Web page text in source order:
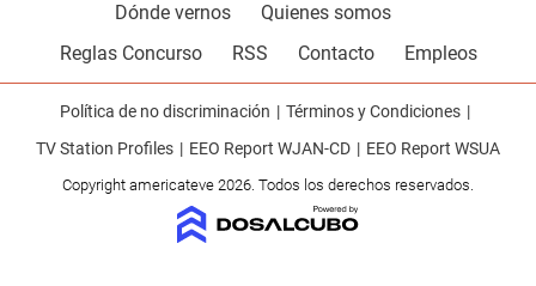
Dónde vernos
Quienes somos
Reglas Concurso
RSS Contacto Empleos
Política de no discriminación
Términos y Condiciones
TV Station Profiles
EEO Report WJAN-CD EEO Report WSUA
Copyright americateve 2026. Todos los derechos reservados.